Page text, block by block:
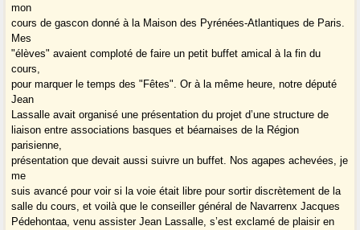
mon
cours de gascon donné à la Maison des Pyrénées-Atlantiques de Paris.
Mes
"élèves" avaient comploté de faire un petit buffet amical à la fin du
cours,
pour marquer le temps des "Fêtes". Or à la même heure, notre député
Jean
Lassalle avait organisé une présentation du projet d’une structure de
liaison entre associations basques et béarnaises de la Région
parisienne,
présentation que devait aussi suivre un buffet. Nos agapes achevées, je
me
suis avancé pour voir si la voie était libre pour sortir discrètement de la
salle du cours, et voilà que le conseiller général de Navarrenx Jacques
Pédehontaa, venu assister Jean Lassalle, s’est exclamé de plaisir en